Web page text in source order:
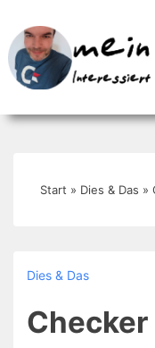
Zum
Inhalt
Start » Dies & Das »
Dies & Das